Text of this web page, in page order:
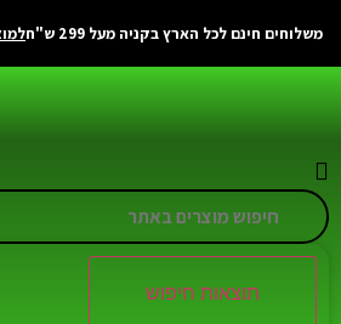
משלוחים חינם לכל הארץ בקניה מעל 299 ש"ח
תוצאות חיפוש